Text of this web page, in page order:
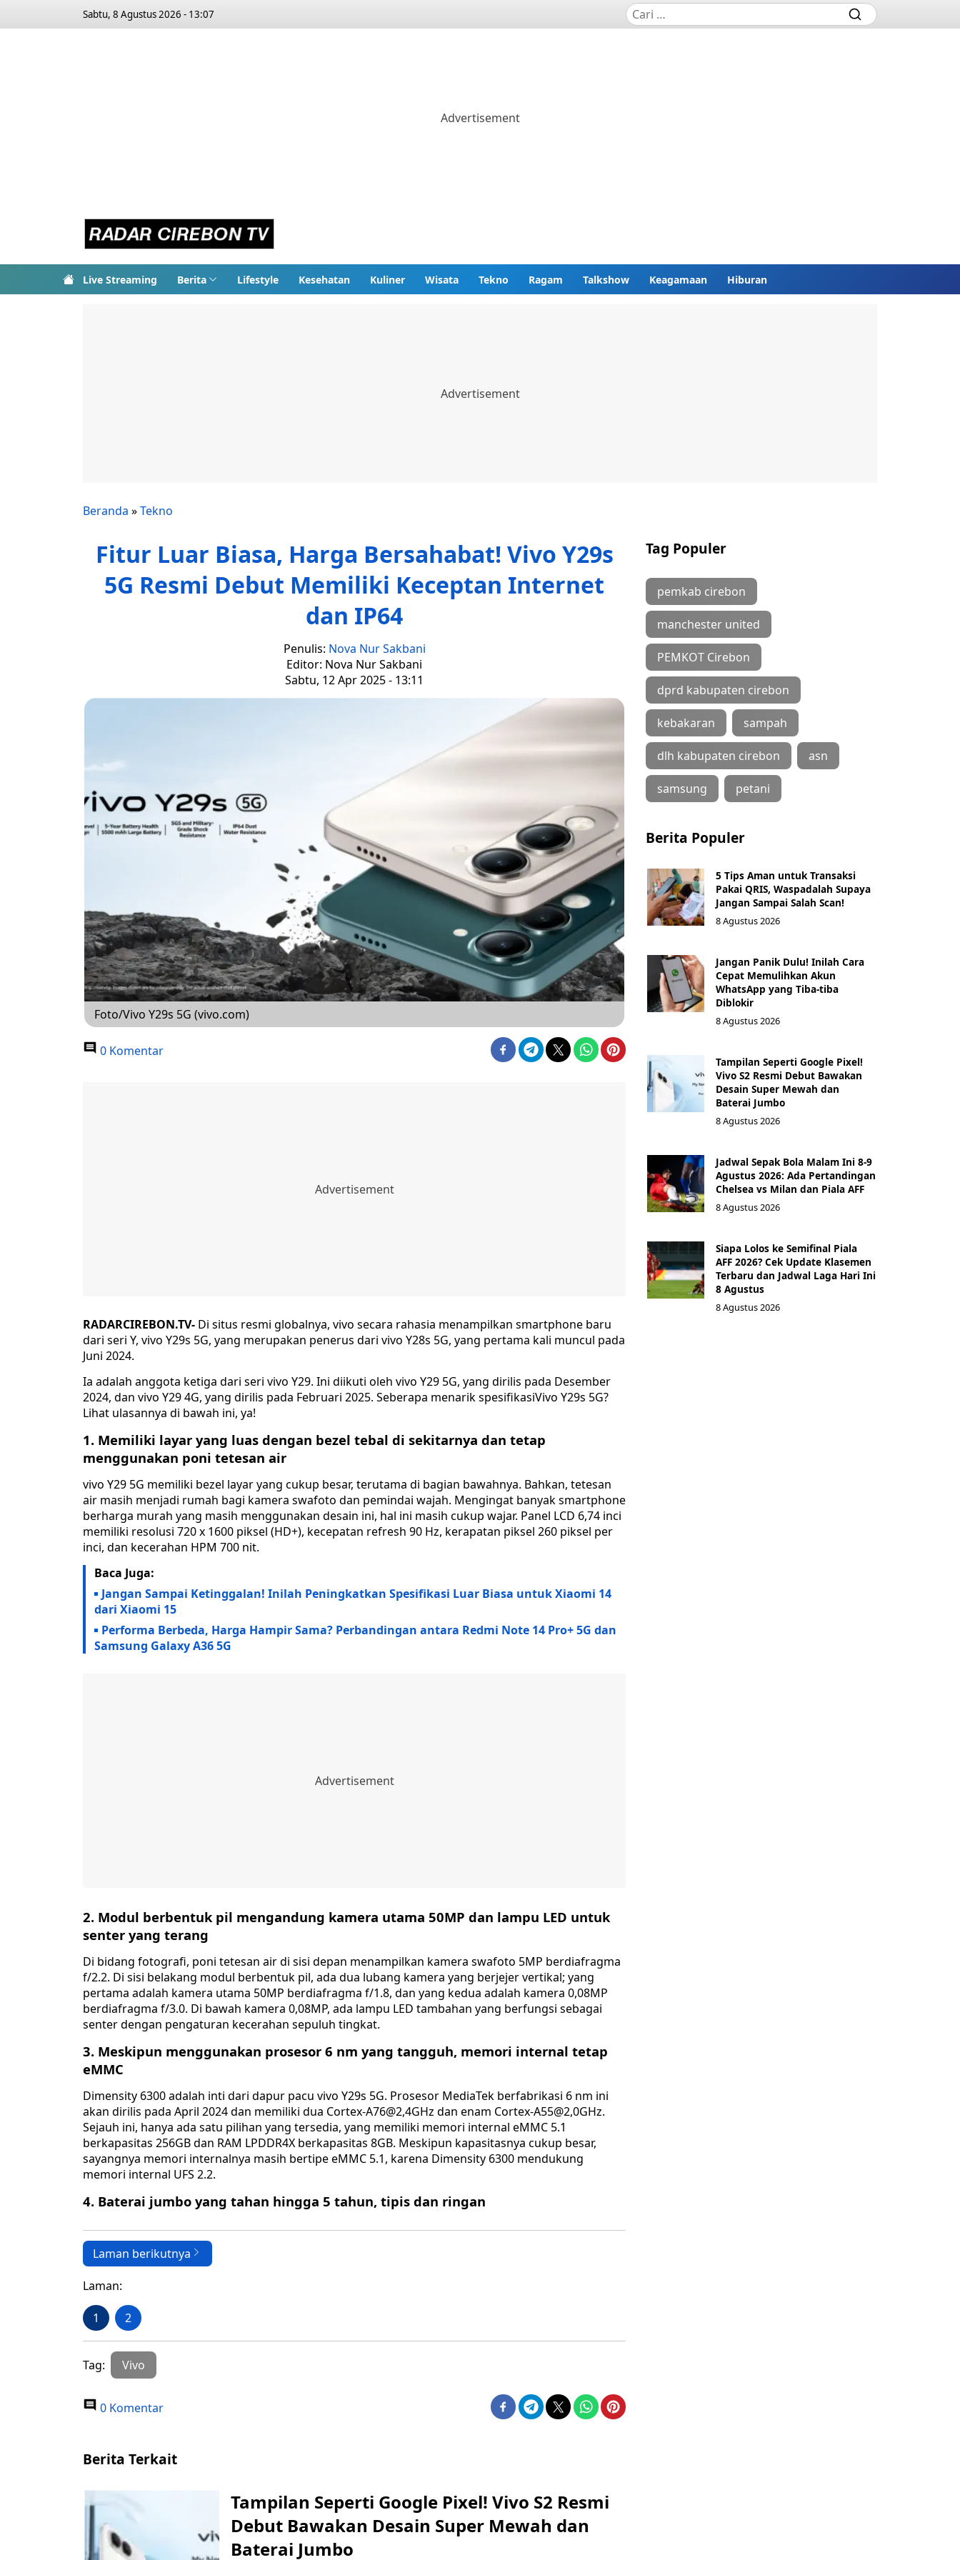
Sabtu, 8 Agustus 2026 - 13:07
Live Streaming Berita Lifestyle Kesehatan Kuliner Wisata Tekno Ragam Talkshow Keagamaan Hiburan
Beranda »Tekno
Fitur Luar Biasa, Harga Bersahabat! Vivo Y29s
5G Resmi Debut Memiliki Keceptan Internet
dan IP64
Penulis: Nova Nur Sakbani
Editor: Nova Nur Sakbani
Sabtu, 12 Apr 2025 - 13:11
Foto/Vivo Y29s 5G (vivo.com)
0 Komentar
RADARCIREBON.TV- Di situs resmi globalnya, vivo secara rahasia menampilkan smartphone baru
dari seri Y, vivo Y29s 5G, yang merupakan penerus dari vivo Y28s 5G, yang pertama kali muncul pada
Juni 2024.
Ia adalah anggota ketiga dari seri vivo Y29. Ini diikuti oleh vivo Y29 5G, yang dirilis pada Desember
2024, dan vivo Y29 4G, yang dirilis pada Februari 2025. Seberapa menarik spesifikasiVivo Y29s 5G?
Lihat ulasannya di bawah ini, ya!
1. Memiliki layar yang luas dengan bezel tebal di sekitarnya dan tetap
menggunakan poni tetesan air
vivo Y29 5G memiliki bezel layar yang cukup besar, terutama di bagian bawahnya. Bahkan, tetesan
air masih menjadi rumah bagi kamera swafoto dan pemindai wajah. Mengingat banyak smartphone
berharga murah yang masih menggunakan desain ini, hal ini masih cukup wajar. Panel LCD 6,74 inci
memiliki resolusi 720 x 1600 piksel (HD+), kecepatan refresh 90 Hz, kerapatan piksel 260 piksel per
inci, dan kecerahan HPM 700 nit.
Baca Juga:
Jangan Sampai Ketinggalan! Inilah Peningkatkan Spesifikasi Luar Biasa untuk Xiaomi 14
dari Xiaomi 15
Performa Berbeda, Harga Hampir Sama? Perbandingan antara Redmi Note 14 Pro+ 5G dan
Samsung Galaxy A36 5G
2. Modul berbentuk pil mengandung kamera utama 50MP dan lampu LED untuk
senter yang terang
Di bidang fotografi, poni tetesan air di sisi depan menampilkan kamera swafoto 5MP berdiafragma
f/2.2. Di sisi belakang modul berbentuk pil, ada dua lubang kamera yang berjejer vertikal; yang
pertama adalah kamera utama 50MP berdiafragma f/1.8, dan yang kedua adalah kamera 0,08MP
berdiafragma f/3.0. Di bawah kamera 0,08MP, ada lampu LED tambahan yang berfungsi sebagai
senter dengan pengaturan kecerahan sepuluh tingkat.
3. Meskipun menggunakan prosesor 6 nm yang tangguh, memori internal tetap
eMMC
Dimensity 6300 adalah inti dari dapur pacu vivo Y29s 5G. Prosesor MediaTek berfabrikasi 6 nm ini
akan dirilis pada April 2024 dan memiliki dua Cortex-A76@2,4GHz dan enam Cortex-A55@2,0GHz.
Sejauh ini, hanya ada satu pilihan yang tersedia, yang memiliki memori internal eMMC 5.1
berkapasitas 256GB dan RAM LPDDR4X berkapasitas 8GB. Meskipun kapasitasnya cukup besar,
sayangnya memori internalnya masih bertipe eMMC 5.1, karena Dimensity 6300 mendukung
memori internal UFS 2.2.
4. Baterai jumbo yang tahan hingga 5 tahun, tipis dan ringan
Laman berikutnya
Laman:
1 2
Tag: Vivo
0 Komentar
Tag Populer
pemkab cirebon
manchester united
PEMKOT Cirebon
dprd kabupaten cirebon
kebakaran sampah
dlh kabupaten cirebon asn
samsung petani
Berita Populer
5 Tips Aman untuk Transaksi
Pakai QRIS, Waspadalah Supaya
Jangan Sampai Salah Scan!
8 Agustus 2026
Jangan Panik Dulu! Inilah Cara
Cepat Memulihkan Akun
WhatsApp yang Tiba-tiba
Diblokir
8 Agustus 2026
Tampilan Seperti Google Pixel!
Vivo S2 Resmi Debut Bawakan
Desain Super Mewah dan
Baterai Jumbo
8 Agustus 2026
Jadwal Sepak Bola Malam Ini 8-9
Agustus 2026: Ada Pertandingan
Chelsea vs Milan dan Piala AFF
8 Agustus 2026
Siapa Lolos ke Semifinal Piala
AFF 2026? Cek Update Klasemen
Terbaru dan Jadwal Laga Hari Ini
8 Agustus
8 Agustus 2026
Berita Terkait
Tampilan Seperti Google Pixel! Vivo S2 Resmi
Debut Bawakan Desain Super Mewah dan
Baterai Jumbo